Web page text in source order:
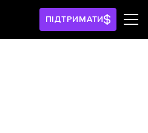
ПІДТРИМАТИ